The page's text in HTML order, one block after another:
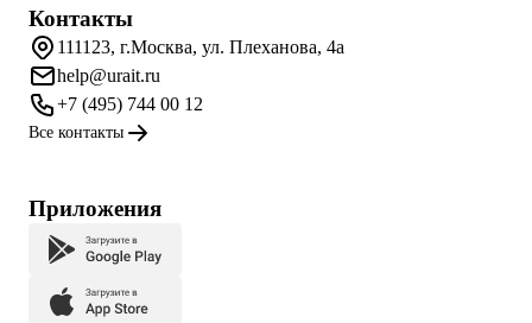
Контакты
111123, г.Москва, ул. Плеханова, 4а
help@urait.ru
+7 (495) 744 00 12
Все контакты
Приложения